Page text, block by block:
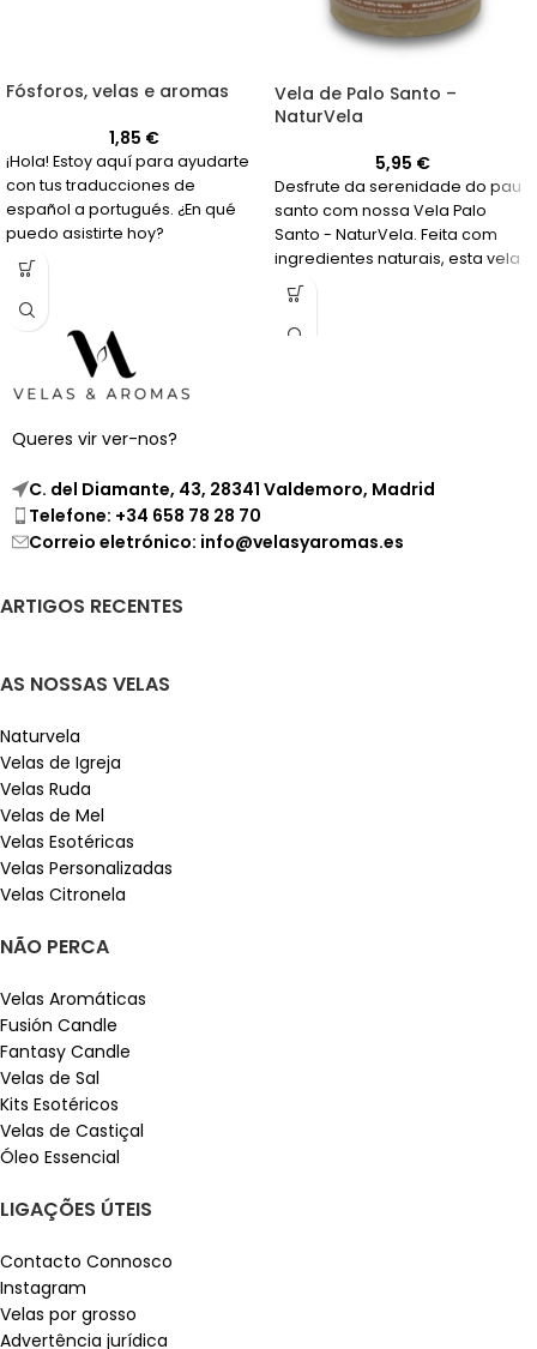
Fósforos, velas e aromas
1,85 €
¡Hola! Estoy aquí para ayudarte
con tus traducciones de
español a portugués. ¿En qué
puedo asistirte hoy?
Vela de Palo Santo –
NaturVela
5,95 €
Desfrute da serenidade do pau
santo com nossa Vela Palo
Santo - NaturVela. Feita com
ingredientes naturais, esta vela
oferece 48 horas de luz quente
e um aroma que eleva qualquer
ambiente.
Queres vir ver-nos?
C. del Diamante, 43, 28341 Valdemoro, Madrid
Telefone: +34 658 78 28 70
Correio eletrónico: info@velasyaromas.es
ARTIGOS RECENTES
AS NOSSAS VELAS
Naturvela
Velas de Igreja
Velas Ruda
Velas de Mel
Velas Esotéricas
Velas Personalizadas
Velas Citronela
NÃO PERCA
Velas Aromáticas
Fusión Candle
Fantasy Candle
Velas de Sal
Kits Esotéricos
Velas de Castiçal
Óleo Essencial
LIGAÇÕES ÚTEIS
Contacto Connosco
Instagram
Velas por grosso
Advertência jurídica